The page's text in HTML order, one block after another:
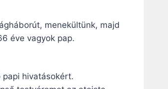
menekültünk, majd
éve vagyok pap.
hivatásokért.